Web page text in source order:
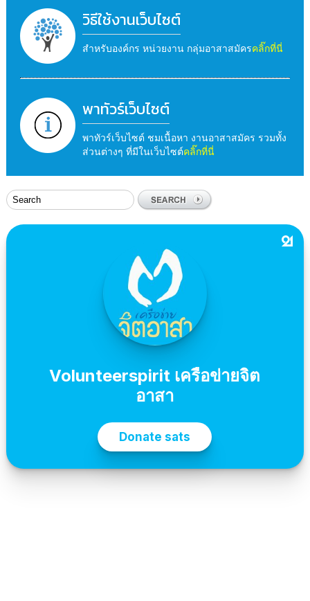
วิธีใช้งานเว็บไซต์
สำหรับองค์กร หน่วยงาน กลุ่มอาสาสมัครคลิ๊กที่นี่
พาทัวร์เว็บไซต์
พาทัวร์เว็บไซต์ ชมเนื้อหา งานอาสาสมัคร รวมทั้ง
ส่วนต่างๆ ที่มีในเว็บไซต์คลิ๊กที่นี่